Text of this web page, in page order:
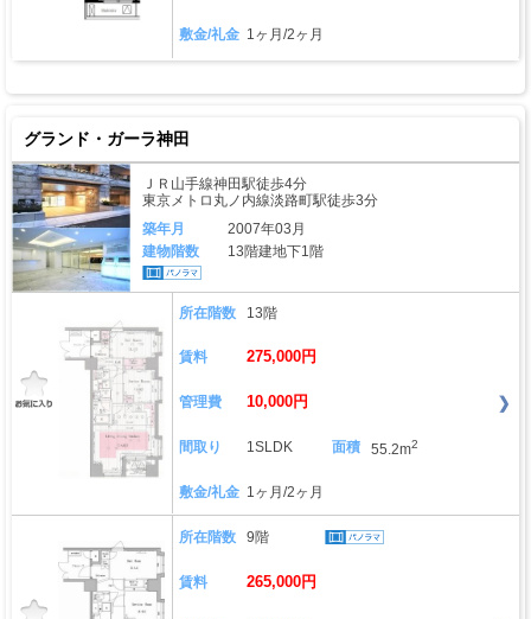
敷金/礼金 1ヶ月/2ヶ月
グランド・ガーラ神田
ＪＲ山手線神田駅徒歩4分
東京メトロ丸ノ内線淡路町駅徒歩3分
築年月
2007年03月
建物階数
13階建地下1階
所在階数 13階
賃料 275,000円
管理費 10,000円
間取り 1SLDK 面積 55.2m2
敷金/礼金 1ヶ月/2ヶ月
所在階数 9階
賃料 265,000円